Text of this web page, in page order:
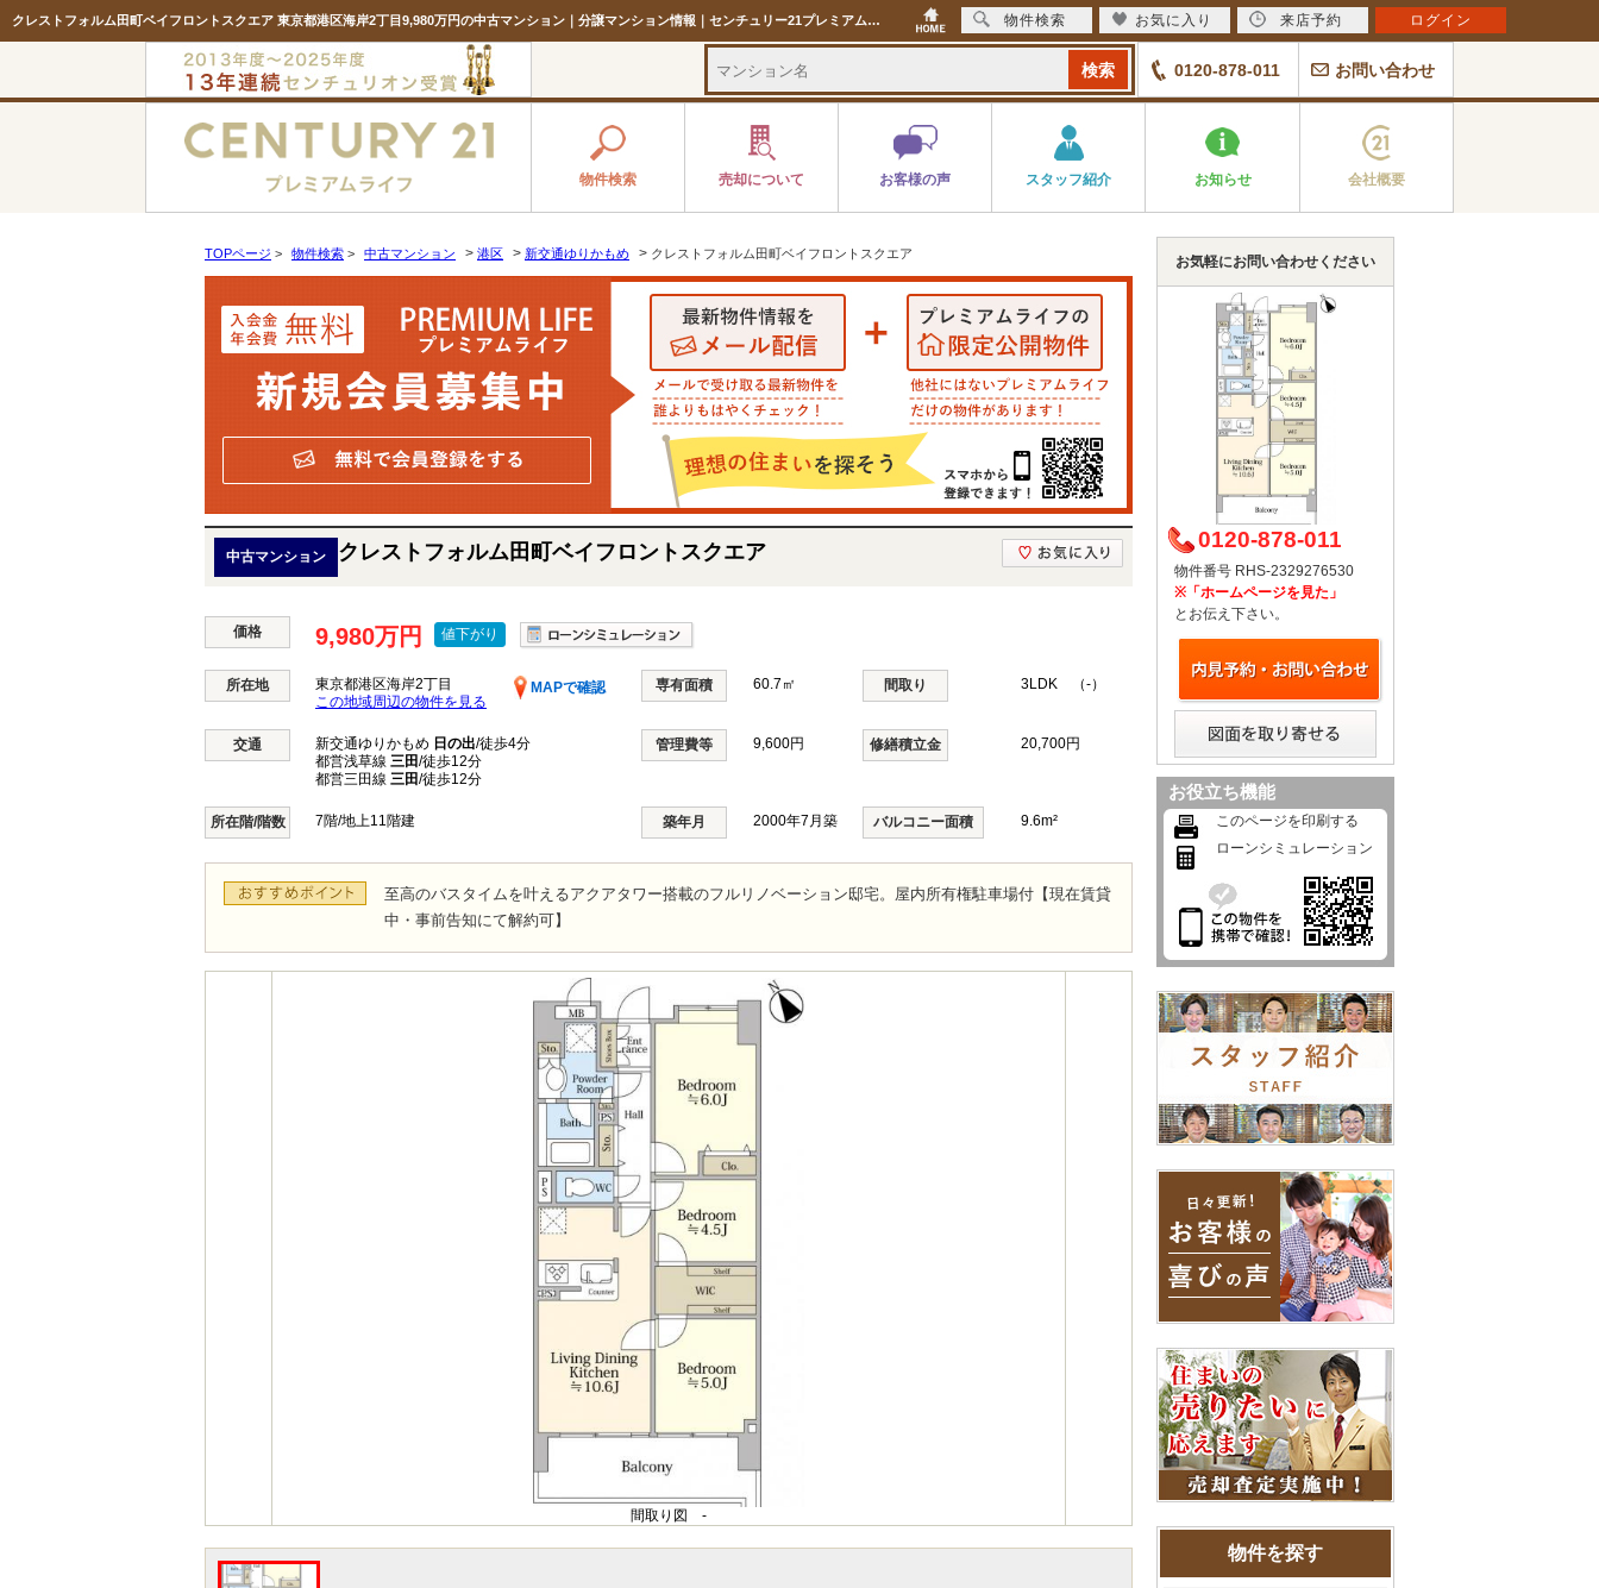
クレストフォルム田町ベイフロントスクエア 東京都港区海岸2丁目9,980万円の中古マンション｜分譲マンション情報｜センチュリー21プレミアムライフ
0120-878-011 お問い合わせ
物件検索 売却について お客様の声 スタッフ紹介 お知らせ 会社概要
TOPページ > 物件検索 > 中古マンション > 港区 > 新交通ゆりかもめ > クレストフォルム田町ベイフロントスクエア
中古マンション クレストフォルム田町ベイフロントスクエア
価格 9,980万円 値下がり
所在地 東京都港区海岸2丁目
MAPで確認
この地域周辺の物件を見る
専有面積 60.7㎡ 間取り 3LDK （-）
交通 新交通ゆりかもめ 日の出/徒歩4分
都営浅草線 三田/徒歩12分
都営三田線 三田/徒歩12分
管理費等 9,600円 修繕積立金 20,700円
所在階/階数 7階/地上11階建 築年月 2000年7月築 バルコニー面積 9.6m²
至高のバスタイムを叶えるアクアタワー搭載のフルリノベーション邸宅。屋内所有権駐車場付【現在賃貸
中・事前告知にて解約可】
間取り図 -
お気軽にお問い合わせください
0120-878-011
物件番号 RHS-2329276530
※「ホームページを見た」
とお伝え下さい。
お役立ち機能
このページを印刷する
ローンシミュレーション
物件を探す
物件検索 お気に入り 来店予約 ログイン